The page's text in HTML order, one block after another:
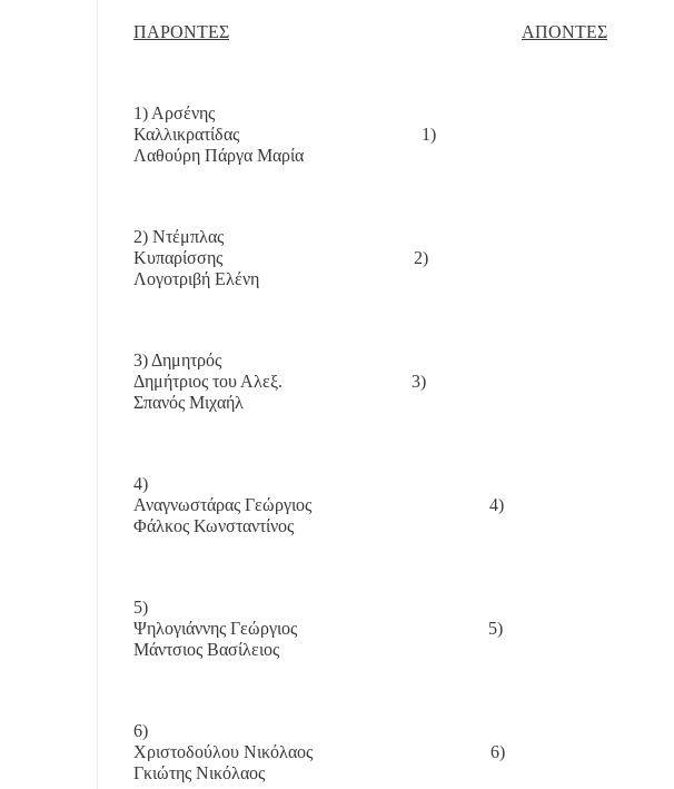
ΠΑΡΟΝΤΕΣ ΑΠΟΝΤΕΣ
1) Αρσένης
Καλλικρατίδας
1)
Λαθούρη Πάργα Μαρία
2) Ντέμπλας
Κυπαρίσσης
2)
Λογοτριβή Ελένη
3) Δημητρός
Δημήτριος του Αλεξ.
3)
Σπανός Μιχαήλ
4)
Αναγνωστάρας Γεώργιος
4)
Φάλκος Κωνσταντίνος
5)
Ψηλογιάννης Γεώργιος
5)
Μάντσιος Βασίλειος
6)
Χριστοδούλου Νικόλαος
6)
Γκιώτης Νικόλαος